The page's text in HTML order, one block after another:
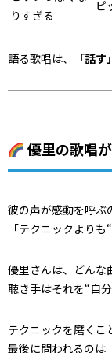
りすぎる
ピ
語る歌唱は、 「話
優里の歌唱
彼の声が感動を呼ぶ
「テクニックより
優里さんは、どんな
聴き手はそれを“自
テクニックを磨くこ
最後に問われるのは